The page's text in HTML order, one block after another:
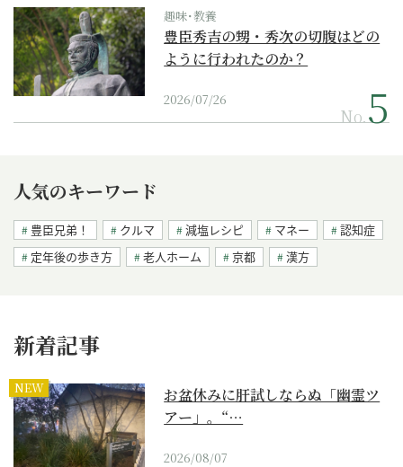
趣味･教養
豊臣秀吉の甥・秀次の切腹はどの
ように行われたのか？
2026/07/26
No.
人気のキーワード
豊臣兄弟！ クルマ 減塩レシピ マネー
認知症
定年後の歩き方
老人ホーム 京都 漢方
新着記事
NEW
お盆休みに肝試しならぬ「幽霊ツ
アー」。“…
2026/08/07